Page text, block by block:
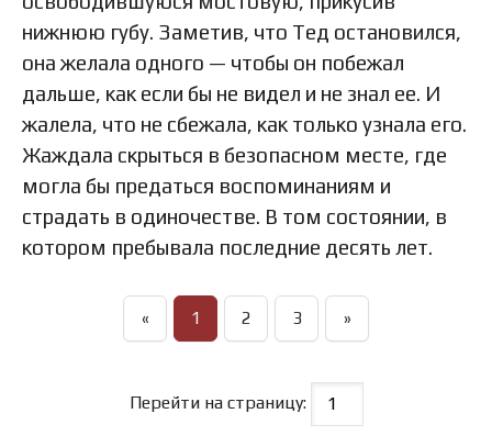
нижнюю губу. Заметив, что Тед остановился,
она желала одного — чтобы он побежал
дальше, как если бы не видел и не знал ее. И
жалела, что не сбежала, как только узнала его.
Жаждала скрыться в безопасном месте, где
могла бы предаться воспоминаниям и
страдать в одиночестве. В том состоянии, в
котором пребывала последние десять лет.
« 1 2 3 »
Перейти на страницу: